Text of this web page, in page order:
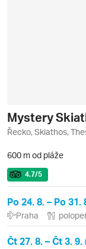
Mystery
Řecko, Skiathos,
600 m od pláže
4.7/5
Po 24. 8. – Po 31.
Praha
Čt 27. 8. – Čt 3. 9.